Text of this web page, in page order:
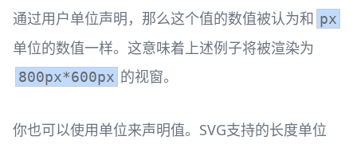
通过用户单位声明，那么这个值的数值被认为和 px
单位的数值一样。这意味着上述例子将被渲染为
800px*600px 的视窗。
你也可以使用单位来声明值。SVG支持的长度单位